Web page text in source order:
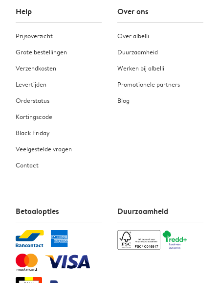
Help
Prijsoverzicht
Grote bestellingen
Verzendkosten
Levertijden
Orderstatus
Kortingscode
Black Friday
Veelgestelde vragen
Contact
Over ons
Over albelli
Duurzaamheid
Werken bij albelli
Promotionele partners
Blog
Betaalopties Duurzaamheid